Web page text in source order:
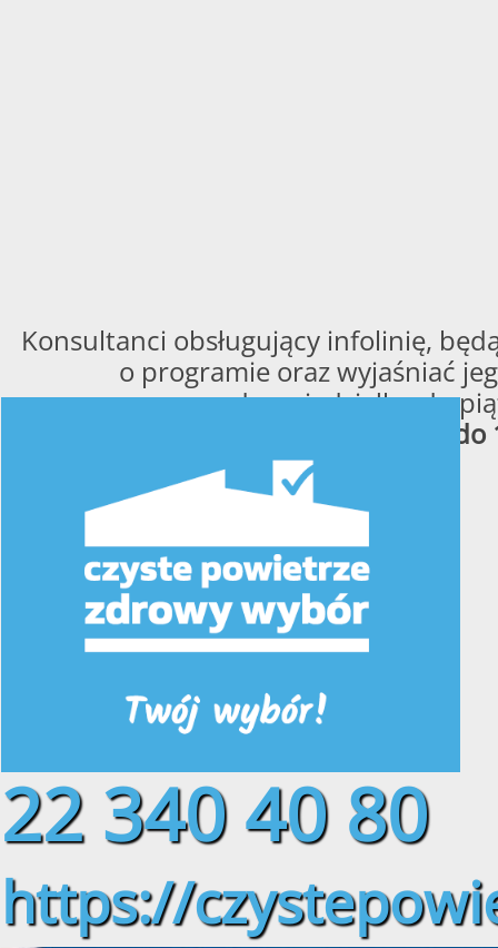
Konsultanci obsługujący infolinię,
o programie oraz wyjaśniać
od poniedziałku do
od 8:00
22 340 40 80
https://